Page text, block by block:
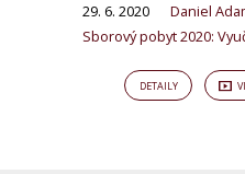
29. 6. 2020 Daniel
Sborový pobyt 2020:
DETAILY